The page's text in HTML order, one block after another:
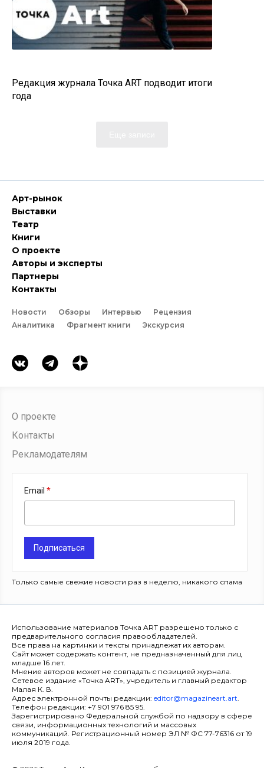
Редакция журнала Точка АRT подводит итоги
года
Арт-рынок
Выставки
Театр
Книги
О проекте
Авторы и эксперты
Партнеры
Контакты
Новости Обзоры Интервью
Рецензия
Аналитика
Фрагмент книги Экскурсия
О проекте
Контакты
Рекламодателям
Email
Подписаться
Только самые свежие новости раз в неделю, никакого спама
Использование материалов Точка ART разрешено только с
предварительного согласия правообладателей.
Все права на картинки и тексты принадлежат их авторам.
Сайт может содержать контент, не предназначенный для лиц
младше 16 лет.
Мнение авторов может не совпадать с позицией журнала.
Сетевое издание «Точка ART», учредитель и главный редактор
Малая К. В.
Адрес электронной почты редакции: editor@magazineart.art.
Телефон редакции: +7 901 976 85 95.
Зарегистрировано Федеральной службой по надзору в сфере
связи, информационных технологий и массовых
коммуникаций. Регистрационный номер ЭЛ № ФС 77-76316 от 19
июля 2019 года.